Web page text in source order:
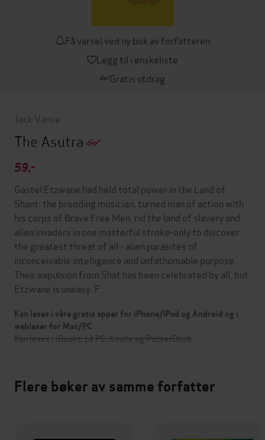
Få varsel ved ny bok av forfatteren
Legg til i ønskeliste
Gratis utdrag
Jack Vance
The Asutra
59,-
Gastel Etzwane had held total power in the Land of
Shant: the brooding musician, turned man of action with
his corps of Brave Free Men, rid the land of slavery and
alien invaders in one masterful stroke-only to discover
the greatest threat of all - alien parasites of
inconceivable intelligence and unfathomable purpose.
Their expulsion from Shat has been celebrated by all, but
Etzwane is uneasy. F…
Kan leses i våre gratis apper for iPhone/iPad og Android og i
webleser for Mac/PC
Kan leses i iBooks, på PC, Kindle og PocketBook
Flere bøker av samme forfatter